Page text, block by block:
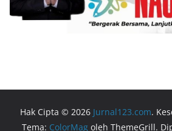
Hak Cipta © 2026 Jurnal123.com.
Tema: ColorMag oleh ThemeGrill.